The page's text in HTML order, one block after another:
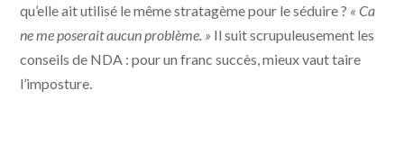
qu’elle ait utilisé le même stratagème pour le séduire ? « Ca
ne me poserait aucun problème. » Il suit scrupuleusement les
conseils de NDA : pour un franc succès, mieux vaut taire
l’imposture.